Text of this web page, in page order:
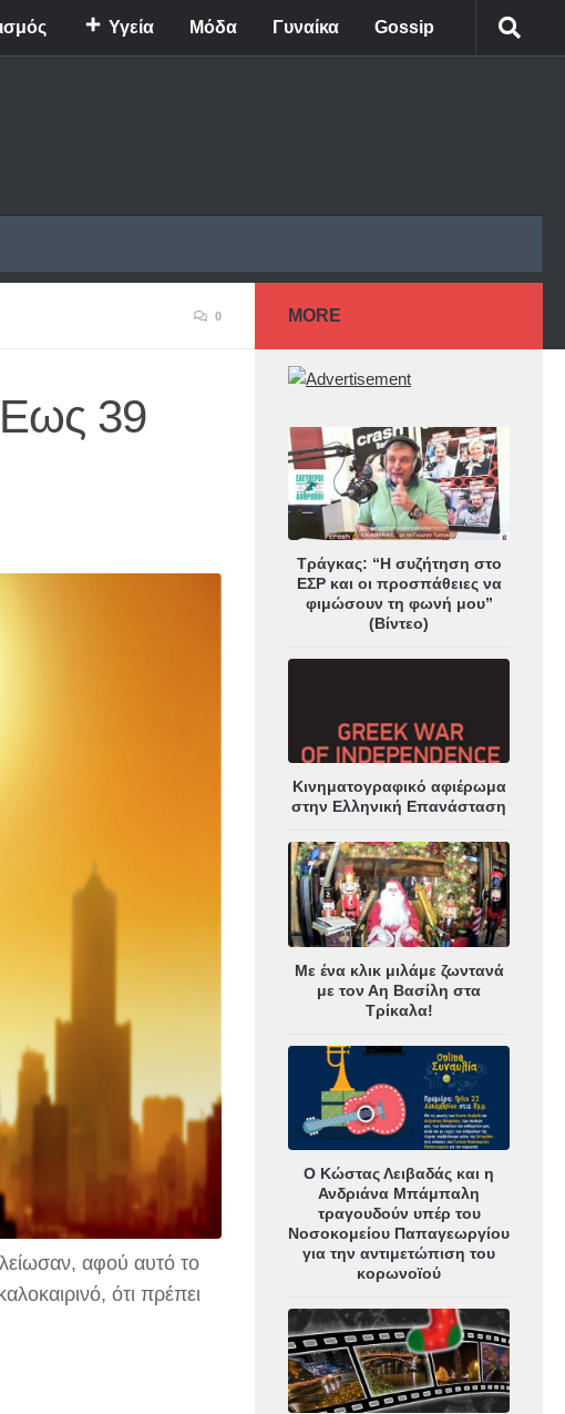
Υγεία Μόδα Γυναίκα Gossip
0
Εως 39
αφού αυτό το
ότι πρέπει
MORE
Τράγκας: “Η συζήτηση στο
ΕΣΡ και οι προσπάθειες να
φιμώσουν τη φωνή μου”
(Βίντεο)
Κινηματογραφικό αφιέρωμα
στην Ελληνική Επανάσταση
Με ένα κλικ μιλάμε ζωντανά
με τον Αη Βασίλη στα
Τρίκαλα!
Ο Κώστας Λειβαδάς και η
Ανδριάνα Μπάμπαλη
τραγουδούν υπέρ του
Νοσοκομείου Παπαγεωργίου
για την αντιμετώπιση του
κορωνοϊού